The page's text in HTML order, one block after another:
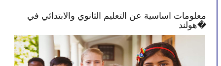
معلومات
النصائح تمكنك بأن تصبح أكثر انخراطًا في
طفلك